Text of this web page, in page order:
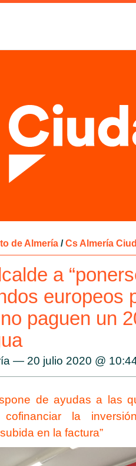
de Almería / Cs Almería
a
europeos
paguen un
— 20 julio 2020 @
de ayudas a las
cofinanciar la
en la factura”